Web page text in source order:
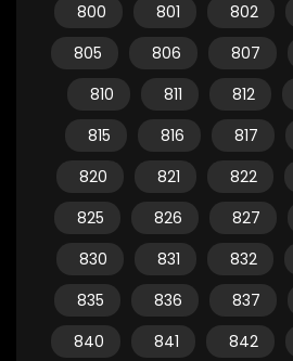
800
801 802
805
806 807
810
811 812
815
816 817
820
821 822
825
826 827
830
831 832
835
836 837
840
841 842